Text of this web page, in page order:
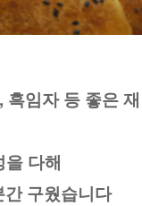
임자 등 좋은 재
다해
구웠습니다